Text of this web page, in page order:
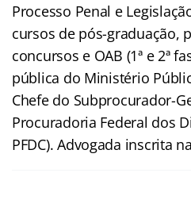
Processo Penal e
cursos de pós-graduação,
concursos e OAB (1ª e 2ª
pública do Ministério
Chefe do Subprocurador-
Procuradoria Federal dos
PFDC). Advogada inscrita